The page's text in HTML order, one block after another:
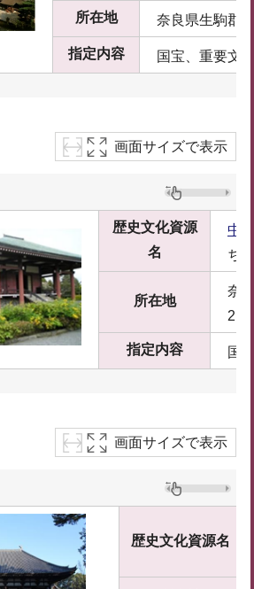
所在地 奈良県生駒郡
指定内容 国宝、重要文
画面サイズで表示
歴史文化資源
名
中
ち
所在地
奈
2
指定内容 国
画面サイズで表示
歴史文化資源名